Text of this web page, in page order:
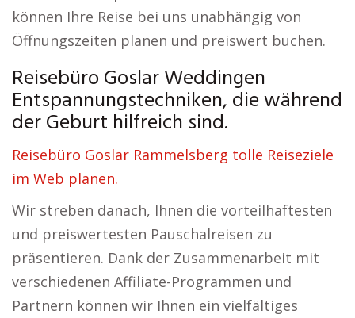
können Ihre Reise bei uns unabhängig von
Öffnungszeiten planen und preiswert buchen.
Reisebüro Goslar Weddingen
Entspannungstechniken, die während
der Geburt hilfreich sind.
Reisebüro Goslar Rammelsberg tolle Reiseziele
im Web planen.
Wir streben danach, Ihnen die vorteilhaftesten
und preiswertesten Pauschalreisen zu
präsentieren. Dank der Zusammenarbeit mit
verschiedenen Affiliate-Programmen und
Partnern können wir Ihnen ein vielfältiges